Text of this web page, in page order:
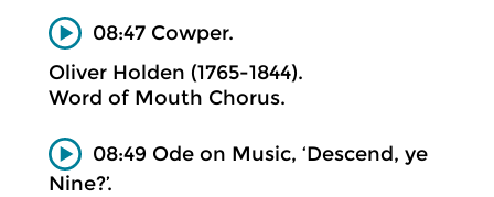
08:47 Cowper.
Oliver Holden (1765-1844).
Word of Mouth Chorus.
08:49 Ode on Music, ‘Descend, ye
Nine?’.